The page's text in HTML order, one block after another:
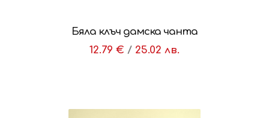
Бяла клъч дамска чанта
12.79 € / 25.02 лв.